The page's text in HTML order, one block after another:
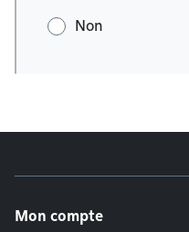
Non
Mon compte